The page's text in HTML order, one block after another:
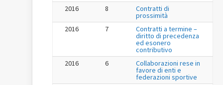
2016
8 Contratti di
prossimità
2016
7 Contratti a termine –
diritto di precedenza
ed esonero
contributivo
2016
6 Collaborazioni rese in
favore di enti e
federazioni sportive